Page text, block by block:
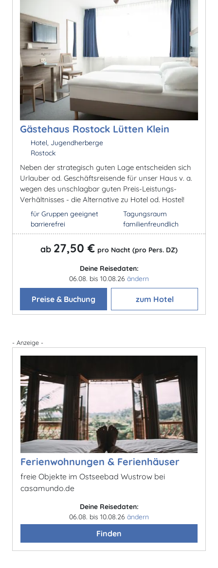
Gästehaus Rostock Lütten Klein
Hotel, Jugendherberge
Rostock
Neben der strategisch guten Lage entscheiden sich
Urlauber od. Geschäftsreisende für unser Haus v. a.
wegen des unschlagbar guten Preis-Leistungs-
Verhältnisses - die Alternative zu Hotel od. Hostel!
für Gruppen geeignet
barrierefrei
Tagungsraum
familienfreundlich
ab 27,50 € pro Nacht (pro Pers. DZ)
Deine Reisedaten:
06.08. bis 10.08.26 ändern
Preise & Buchung zum Hotel
- Anzeige -
Ferienwohnungen & Ferienhäuser
freie Objekte im Ostseebad Wustrow bei
casamundo.de
Deine Reisedaten:
06.08. bis 10.08.26 ändern
Finden